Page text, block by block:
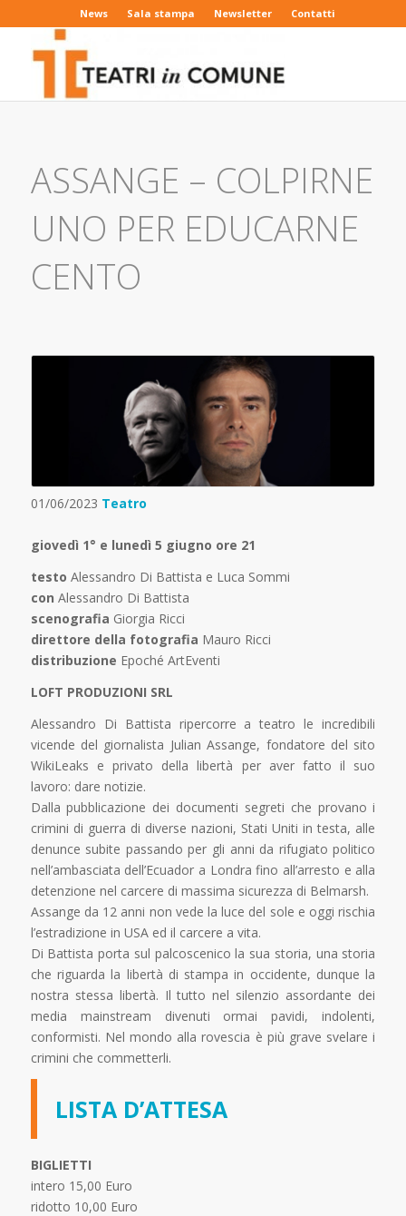
News Sala stampa Newsletter Contatti
ASSANGE – COLPIRNE
UNO PER EDUCARNE
CENTO
01/06/2023 Teatro
giovedì 1° e lunedì 5 giugno ore 21
testo Alessandro Di Battista e Luca Sommi
con Alessandro Di Battista
scenografia Giorgia Ricci
direttore della fotografia Mauro Ricci
distribuzione Epoché ArtEventi
LOFT PRODUZIONI SRL
Alessandro Di Battista ripercorre a teatro le incredibili
vicende del giornalista Julian Assange, fondatore del sito
WikiLeaks e privato della libertà per aver fatto il suo
lavoro: dare notizie.
Dalla pubblicazione dei documenti segreti che provano i
crimini di guerra di diverse nazioni, Stati Uniti in testa, alle
denunce subite passando per gli anni da rifugiato politico
nell’ambasciata dell’Ecuador a Londra fino all’arresto e alla
detenzione nel carcere di massima sicurezza di Belmarsh.
Assange da 12 anni non vede la luce del sole e oggi rischia
l’estradizione in USA ed il carcere a vita.
Di Battista porta sul palcoscenico la sua storia, una storia
che riguarda la libertà di stampa in occidente, dunque la
nostra stessa libertà. Il tutto nel silenzio assordante dei
media mainstream divenuti ormai pavidi, indolenti,
conformisti. Nel mondo alla rovescia è più grave svelare i
crimini che commetterli.
LISTA D’ATTESA
BIGLIETTI
intero 15,00 Euro
ridotto 10,00 Euro